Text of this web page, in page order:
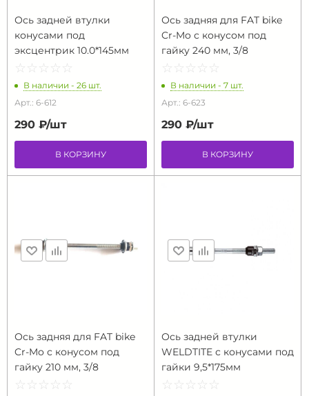
Ось задней втулки
конусами под
эксцентрик 10.0*145мм
☆ ☆ ☆ ☆ ☆
★ ★ ★ ★ ★
В наличии - 26 шт.
Арт.: 6-612
290 ₽/шт
В КОРЗИНУ
Ось задняя для FAT bike
Cr-Mo с конусом под
гайку 240 мм, 3/8
☆ ☆ ☆ ☆ ☆
★ ★ ★ ★ ★
В наличии - 7 шт.
Арт.: 6-623
290 ₽/шт
В КОРЗИНУ
Ось задняя для FAT bike
Cr-Mo с конусом под
гайку 210 мм, 3/8
☆ ☆ ☆ ☆ ☆
★ ★ ★ ★ ★
Ось задней втулки
WELDTITE с конусами под
гайки 9,5*175мм
☆ ☆ ☆ ☆ ☆
★ ★ ★ ★ ★